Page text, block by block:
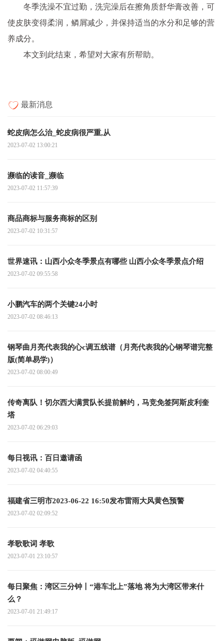
冬季洗澡不宜过勤，洗完澡后在擦角质舒华膏改善，可
使皮肤变得柔润，鳞屑减少，并保持适当的水分和足够的营
养成分。
本文到此结束，希望对大家有所帮助。
最新消息
蛇皮病怎么治_蛇皮病很严重,从
2023-07-02 13:00:21
濒临的读音_濒临
2023-07-02 11:57:39
商品商标与服务商标的区别
2023-07-02 10:31:57
世界速讯：山西小众冬季景点有哪些 山西小众冬季景点介绍
2023-07-02 09:55:58
小鹏汽车的两个关键24小时
2023-07-02 08:46:13
钢琴曲月亮代表我的心c调五线谱（月亮代表我的心钢琴谱完整
版(简单易学)）
2023-07-02 08:00:49
传奇离队！切尔西大满贯队长提前解约，马竞免签阿斯皮利奎
塔
2023-07-02 06:29:03
每日视讯：百日邀请函
2023-07-02 04:40:55
福建省三明市2023-06-22 16:50发布雷雨大风黄色预警
2023-07-02 02:09:52
孝歌歌词 孝歌
2023-07-01 23:10:57
每日聚焦：湾区三分钟丨“港车北上”落地 将为大湾区带来什
么？
2023-07-01 21:49:17